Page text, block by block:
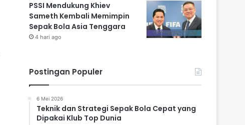
PSSI Mendukung Khiev
Sameth Kembali Memimpin
Sepak Bola Asia Tenggara
4 hari ago
Postingan Populer
6 Mei 2026
Teknik dan Strategi Sepak Bola Cepat yang
Dipakai Klub Top Dunia